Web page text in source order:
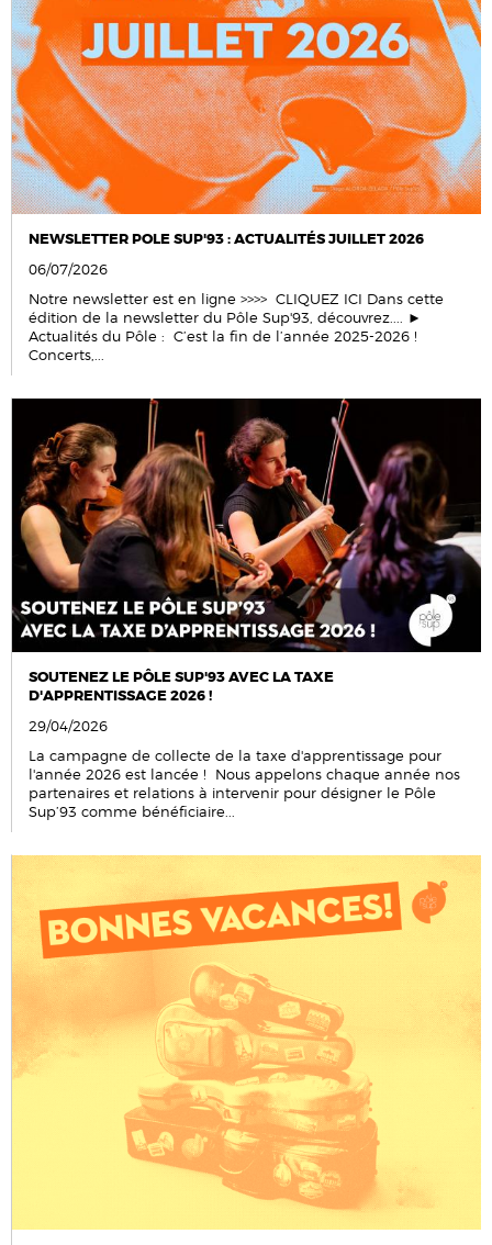
NEWSLETTER POLE SUP'93 : ACTUALITÉS JUILLET 2026
06/07/2026
Notre newsletter est en ligne >>>> CLIQUEZ ICI Dans cette
édition de la newsletter du Pôle Sup'93, découvrez.... ►
Actualités du Pôle : C’est la fin de l’année 2025-2026 !
Concerts,...
SOUTENEZ LE PÔLE SUP'93 AVEC LA TAXE
D'APPRENTISSAGE 2026 !
29/04/2026
La campagne de collecte de la taxe d'apprentissage pour
l'année 2026 est lancée ! Nous appelons chaque année nos
partenaires et relations à intervenir pour désigner le Pôle
Sup’93 comme bénéficiaire...